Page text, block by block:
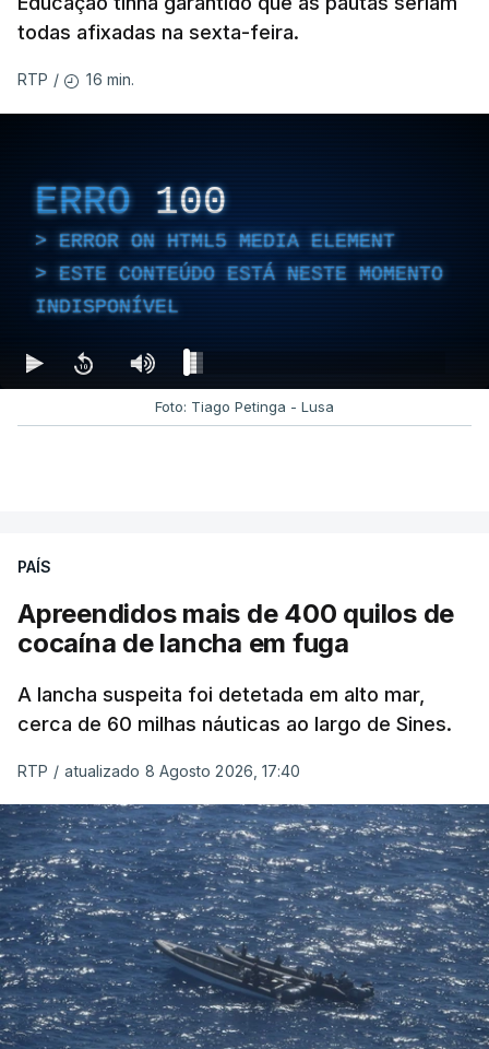
todas afixadas na sexta-feira.
RTP / 16 min.
ERRO 100
ERROR ON HTML5 MEDIA ELEMENT
ESTE CONTEÚDO ESTÁ NESTE MOMENTO
INDISPONÍVEL
Foto: Tiago Petinga - Lusa
PAÍS
Apreendidos mais de 400 quilos de
cocaína de lancha em fuga
A lancha suspeita foi detetada em alto mar,
cerca de 60 milhas náuticas ao largo de Sines.
RTP / atualizado 8 Agosto 2026, 17:40